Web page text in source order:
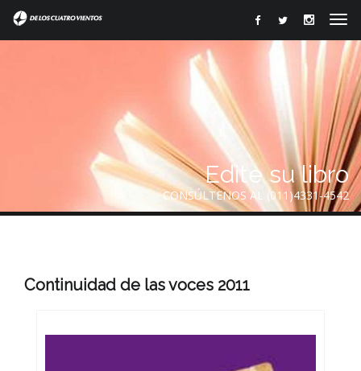
Edite su libro
CONSÚLTENOS AL (011)4331-4542
Continuidad de las voces 2011